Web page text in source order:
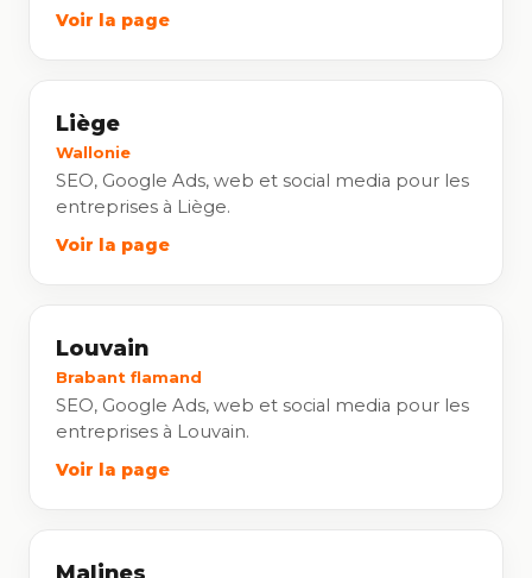
Voir la page
Liège
Wallonie
SEO, Google Ads, web et social media pour les
entreprises à Liège.
Voir la page
Louvain
Brabant flamand
SEO, Google Ads, web et social media pour les
entreprises à Louvain.
Voir la page
Malines